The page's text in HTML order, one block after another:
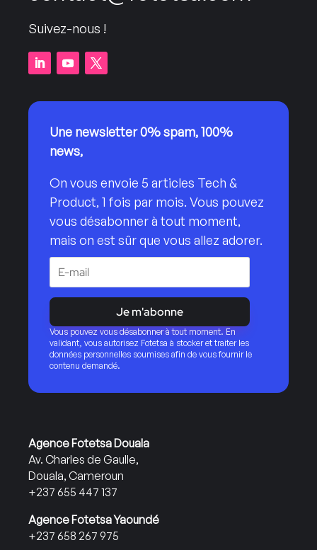
Suivez-nous !
Une newsletter 0% spam, 100%
news,
On vous envoie 5 articles Tech &
Product, 1 fois par mois. Vous pouvez
vous désabonner à tout moment,
mais on est sûr que vous allez adorer.
Je m'abonne
Vous pouvez vous désabonner à tout moment. En
validant, vous autorisez Fotetsa à stocker et traiter les
données personnelles soumises afin de vous fournir le
contenu demandé.
Agence Fotetsa Douala
Av. Charles de Gaulle,
Douala, Cameroun
+237 655 447 137
Agence Fotetsa Yaoundé
+237 658 267 975